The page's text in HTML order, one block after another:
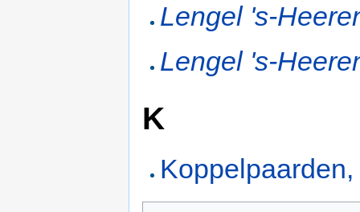
Lengel 's-
Lengel 's-
K